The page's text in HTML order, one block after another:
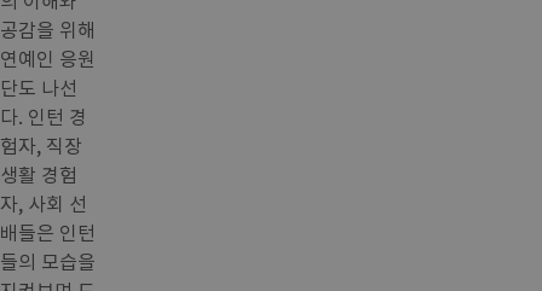
공감을 위해
연예인 응원
단도 나선
다. 인턴 경
험자, 직장
생활 경험
자, 사회 선
배들은 인턴
들의 모습을